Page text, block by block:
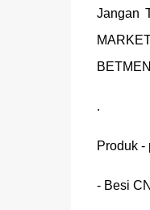
Jangan
.
Produk -
- Besi